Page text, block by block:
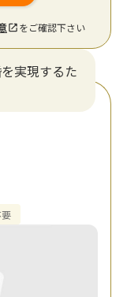
をご確認下さい
実現するた